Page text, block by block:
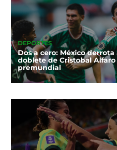
DEPORTES
Dos a cero: México derrota
doblete de Cristobal
premundial